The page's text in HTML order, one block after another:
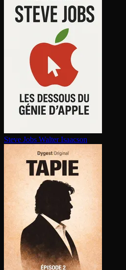
Steve Jobs Walter Isaacson